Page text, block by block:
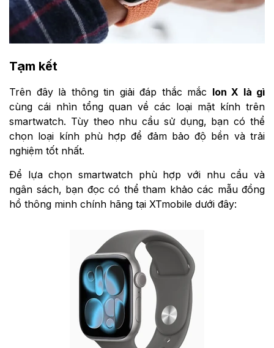
Tạm kết
Trên đây là thông tin giải đáp thắc mắc Ion X là gì
cùng cái nhìn tổng quan về các loại mặt kính trên
smartwatch. Tùy theo nhu cầu sử dụng, bạn có thể
chọn loại kính phù hợp để đảm bảo độ bền và trải
nghiệm tốt nhất.
Để lựa chọn smartwatch phù hợp với nhu cầu và
ngân sách, bạn đọc có thể tham khảo các mẫu đồng
hồ thông minh chính hãng tại XTmobile dưới đây: